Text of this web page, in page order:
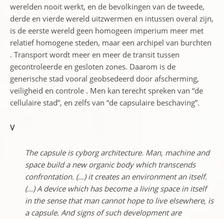
werelden nooit werkt, en de bevolkingen van de tweede,
derde en vierde wereld uitzwermen en intussen overal zijn,
is de eerste wereld geen homogeen imperium meer met
relatief homogene steden, maar een archipel van burchten
. Transport wordt meer en meer de transit tussen
gecontroleerde en gesloten zones. Daarom is de
generische stad vooral geobsedeerd door afscherming,
veiligheid en controle . Men kan terecht spreken van “de
cellulaire stad”, en zelfs van “de capsulaire beschaving”.
V
The capsule is cyborg architecture. Man, machine and
space build a new organic body which transcends
confrontation. (…) it creates an environment an itself.
(…) A device which has become a living space in itself
in the sense that man cannot hope to live elsewhere, is
a capsule. And signs of such development are